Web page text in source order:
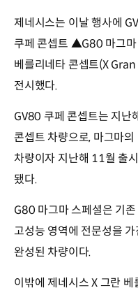
제네시스는 이날 행사에
쿠페 콘셉트 ▲G80 마그
베를리네타 콘셉트(X
전시했다.
GV80 쿠페 콘셉트는 지난
콘셉트 차량으로, 마그마
차량이자 지난해 11월 출
됐다.
G80 마그마 스페셜은 기
고성능 영역에 전문성을
완성된 차량이다.
이밖에 제네시스 X 그란